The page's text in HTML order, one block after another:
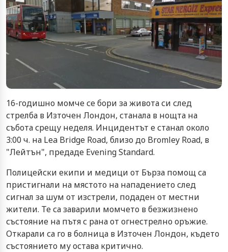
16-годишно момче се бори за живота си след
стрелба в Източен Лондон, станала в нощта на
събота срещу неделя. Инцидентът е станал около
3:00 ч. на Lea Bridge Road, близо до Bromley Road, в
"Лейтън", предаде Evening Standard.
Полицейски екипи и медици от Бърза помощ са
пристигнали на мястото на нападението след
сигнал за шум от изстрели, подаден от местни
жители. Те са заварили момчето в безжизнено
състояние на пътя с рана от огнестрелно оръжие.
Откарали са го в болница в Източен Лондон, където
състоянието му остава критично.